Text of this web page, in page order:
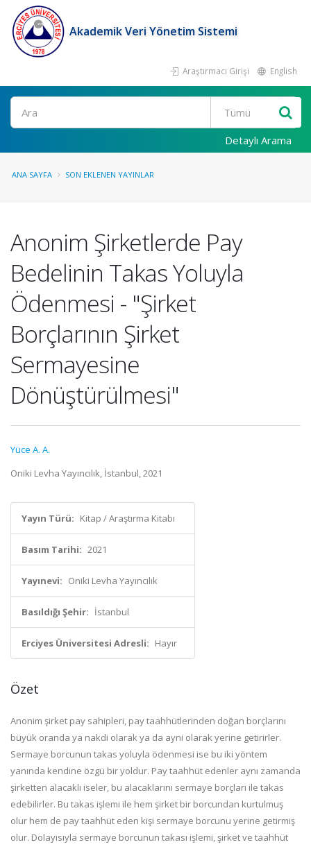
Akademik Veri Yönetim Sistemi
Araştırmacı Girişi English
Ara
Detaylı Arama
ANA SAYFA SON EKLENEN YAYINLAR
Anonim Şirketlerde Pay
Bedelinin Takas Yoluyla
Ödenmesi - "Şirket
Borçlarının Şirket
Sermayesine
Dönüştürülmesi"
Yüce A. A.
Oniki Levha Yayıncılık, İstanbul, 2021
Yayın Türü: Kitap / Araştırma Kitabı
Basım Tarihi: 2021
Yayınevi: Oniki Levha Yayıncılık
Basıldığı Şehir: İstanbul
Erciyes Üniversitesi Adresli: Hayır
Özet
Anonim şirket pay sahipleri, pay taahhütlerinden doğan borçlarını
büyük oranda ya nakdi olarak ya da ayni olarak yerine getirirler.
Sermaye borcunun takas yoluyla ödenmesi ise bu iki yöntem
yanında kendine özgü bir yoldur. Pay taahhüt edenler aynı zamanda
şirketten alacaklı iseler, bu alacaklarını sermaye borçları ile takas
edebilirler. Bu takas işlemi ile hem şirket bir borcundan kurtulmuş
olur hem de pay taahhüt eden kişi sermaye borcunu yerine getirmiş
olur. Dolayısıyla sermaye borcunun takası işlemi, şirket ve taahhüt